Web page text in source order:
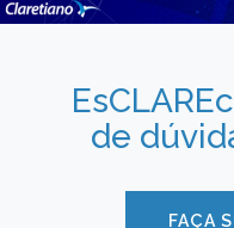
de
FAÇA